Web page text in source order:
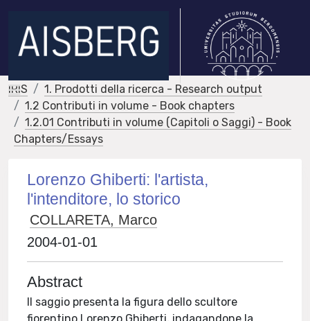
IRIS
1. Prodotti della ricerca - Research output
1.2 Contributi in volume - Book chapters
1.2.01 Contributi in volume (Capitoli o Saggi) - Book
Chapters/Essays
Lorenzo Ghiberti: l'artista,
l'intenditore, lo storico
COLLARETA, Marco
2004-01-01
Abstract
Il saggio presenta la figura dello scultore